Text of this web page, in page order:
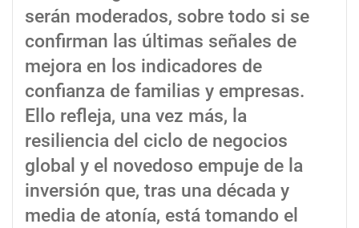
serán moderados, sobre todo si se
confirman las últimas señales de
mejora en los indicadores de
confianza de familias y empresas.
Ello refleja, una vez más, la
resiliencia del ciclo de negocios
global y el novedoso empuje de la
inversión que, tras una década y
media de atonía, está tomando el